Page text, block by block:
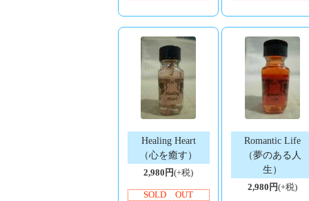
Healing Heart
（心を癒す）
2,980円(+税)
SOLD OUT
Romantic Life
（夢のある人
生）
2,980円(+税)